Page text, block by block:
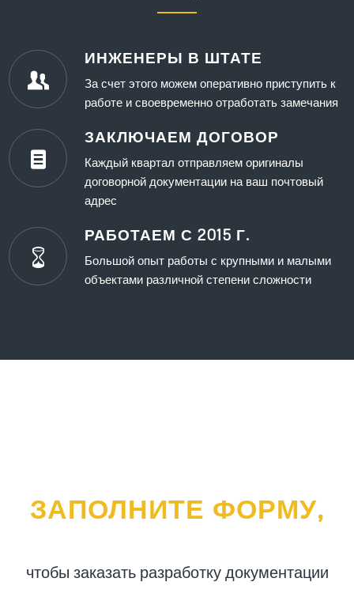
ИНЖЕНЕРЫ В ШТАТЕ
За счет этого можем оперативно приступить к
работе и своевременно отработать замечания
ЗАКЛЮЧАЕМ ДОГОВОР
Каждый квартал отправляем оригиналы
договорной документации на ваш почтовый
адрес
РАБОТАЕМ С 2015 Г.
Большой опыт работы с крупными и малыми
объектами различной степени сложности
ЗАПОЛНИТЕ ФОРМУ,
чтобы заказать разработку документации